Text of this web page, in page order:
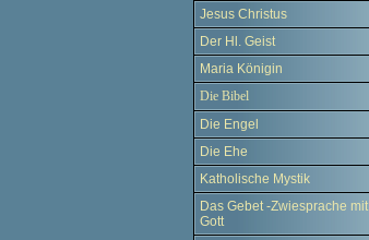
Jesus Christus
Der Hl. Geist
Maria Königin
Die Bibel
Die Engel
Die Ehe
Katholische Mystik
Das Gebet -Zwiesprache mit
Gott